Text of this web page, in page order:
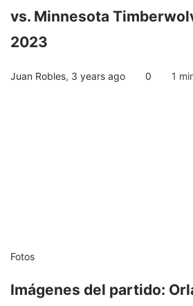
vs. Minnesota
2023
Juan Robles, 3 years ago 0 1
Fotos
Imágenes del partido: